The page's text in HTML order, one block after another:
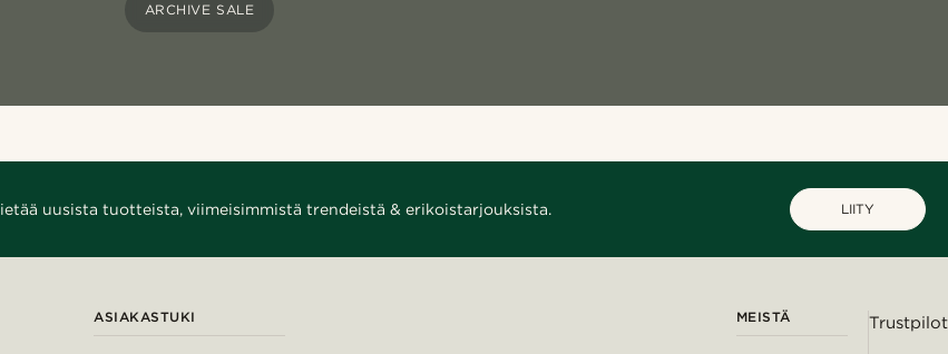
ARCHIVE SALE
uusista tuotteista, viimeisimmistä trendeistä & erikoistarjouksista. LIITY
ASIAKASTUKI MEISTÄ Trustpilot